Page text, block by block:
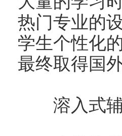
热门专业的
学生个性化
最终取得国
溶入式辅